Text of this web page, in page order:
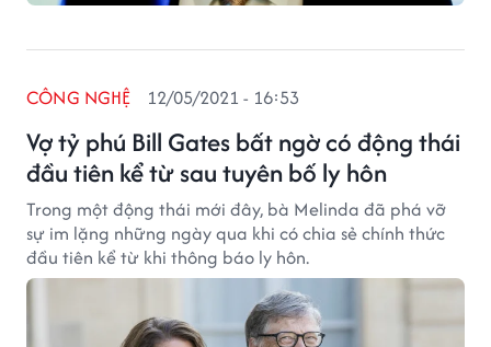
Vợ tỷ phú Bill Gates bất ngờ có động thái
đầu tiên kể từ sau tuyên bố ly hôn
CÔNG NGHỆ 12/05/2021 - 16:53
Trong một động thái mới đây, bà Melinda đã phá vỡ
sự im lặng những ngày qua khi có chia sẻ chính thức
đầu tiên kể từ khi thông báo ly hôn.